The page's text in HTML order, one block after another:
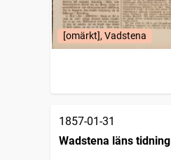
[omärkt], Vadstena
1857-01-31
Wadstena läns tidning